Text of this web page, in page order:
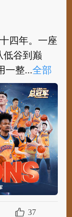
四年。一座
低谷到巅
一整...全部
四年。一座
低谷到巅
一整个...全
37